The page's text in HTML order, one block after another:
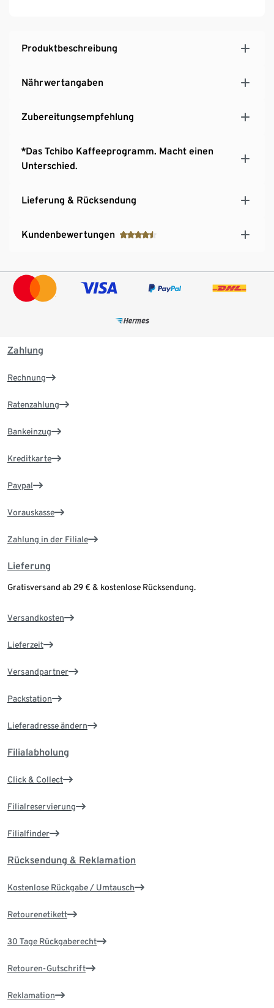
Produktbeschreibung
Nährwertangaben
Zubereitungsempfehlung
*Das Tchibo Kaffeeprogramm. Macht einen
Unterschied.
Lieferung & Rücksendung
Kundenbewertungen
Zahlung
Rechnung
Ratenzahlung
Bankeinzug
Kreditkarte
Paypal
Vorauskasse
Zahlung in der Filiale
Lieferung
Gratisversand ab 29 € & kostenlose Rücksendung.
Versandkosten
Lieferzeit
Versandpartner
Packstation
Lieferadresse ändern
Filialabholung
Click & Collect
Filialreservierung
Filialfinder
Rücksendung & Reklamation
Kostenlose Rückgabe / Umtausch
Retourenetikett
30 Tage Rückgaberecht
Retouren-Gutschrift
Reklamation